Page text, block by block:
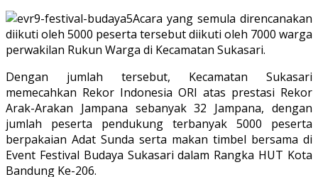
Acara yang semula direncanakan
diikuti oleh 5000 peserta tersebut diikuti oleh 7000 warga
perwakilan Rukun Warga di Kecamatan Sukasari.
Dengan jumlah tersebut, Kecamatan Sukasari
memecahkan Rekor Indonesia ORI atas prestasi Rekor
Arak-Arakan Jampana sebanyak 32 Jampana, dengan
jumlah peserta pendukung terbanyak 5000 peserta
berpakaian Adat Sunda serta makan timbel bersama di
Event Festival Budaya Sukasari dalam Rangka HUT Kota
Bandung Ke-206.